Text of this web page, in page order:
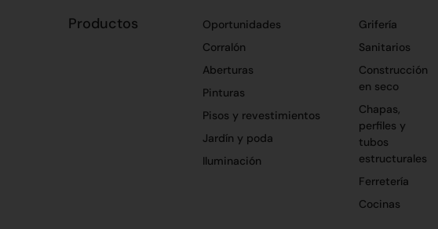
Productos
Oportunidades
Corralón
Aberturas
Pinturas
Pisos y revestimientos
Jardín y poda
Iluminación
Grifería
Sanitarios
Construcción
en seco
Chapas,
perfiles y
tubos
estructurales
Ferretería
Cocinas